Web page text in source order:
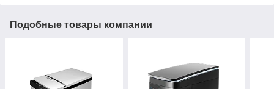
Подобные товары компании